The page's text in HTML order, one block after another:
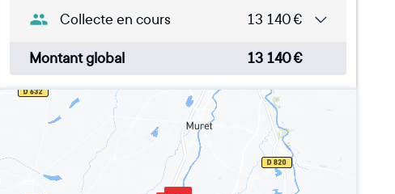
Collecte en cours 13 140€
Montant global 13 140€